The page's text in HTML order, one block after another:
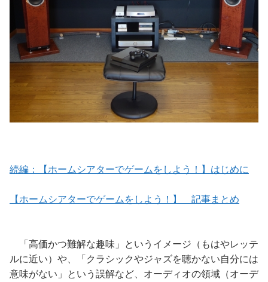
続編：【ホームシアターでゲームをしよう！】はじめに
【ホームシアターでゲームをしよう！】 記事まとめ
「高価かつ難解な趣味」というイメージ（もはやレッテ
ルに近い）や、「クラシックやジャズを聴かない自分には
意味がない」という誤解など、オーディオの領域（オーデ